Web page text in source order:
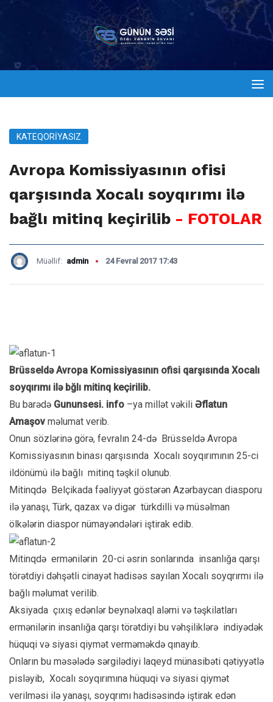
KATEQORIYASIZ
Avropa Komissiyasının ofisi
qarşısında Xocalı soyqırımı ilə
bağlı mitinq keçirilib - FOTOLAR
Müəllif: admin 24 Fevral 2017 17:43
Brüsseldə Avropa Komissiyasının ofisi qarşısında Xocalı
soyqırımı ilə bğlı mitinq keçirilib.
Bu barədə Gununsesi. info –ya millət vəkili Əflatun
Amaşov məlumat verib.
Onun sözlərinə görə, fevralın 24-də Brüsseldə Avropa
Komissiyasının binası qarşısında Xocalı soyqırımının 25-ci
ildönümü ilə bağlı mitinq təşkil olunub.
Mitinqdə Belçikada fəaliyyət göstərən Azərbaycan diasporu
ilə yanaşı, Türk, qazax və digər türkdilli və müsəlman
ölkələrin diaspor nümayəndələri iştirak edib.
Mitinqdə ermənilərin 20-ci əsrin sonlarında insanlığa qarşı
törətdiyi dəhşətli cinayət hadisəs sayılan Xocalı soyqrırmı ilə
bağlı məlumat verilib.
Aksiyada çıxış edənlər beynəlxaql aləmi və təşkilatları
ermənilərin insanlığa qarşı törətdiyi bu vəhşiliklərə indiyədək
hüquqi və siyasi qiymət verməməkdə qınayıb.
Onların bu məsələdə sərgilədiyi laqeyd münasibəti qətiyyətlə
pisləyib, Xocalı soyqırımına hüquqi və siyasi qiymət
verilməsi ilə yanaşı, soyqrımı hadisəsində iştirak edən